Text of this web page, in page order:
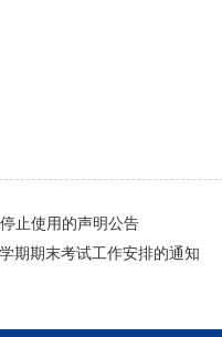
止使用的声明公告
期期末考试工作安排的通知